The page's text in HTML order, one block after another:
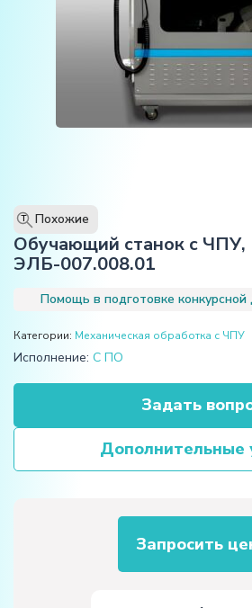
T Похожие
Обучающий станок с ЧПУ,
ЭЛБ-007.008.01
Помощь в подготовке конкурсной
Категории: Механическая обработка с ЧПУ
Исполнение: С ПО
Задать
Дополнительные
Запросить